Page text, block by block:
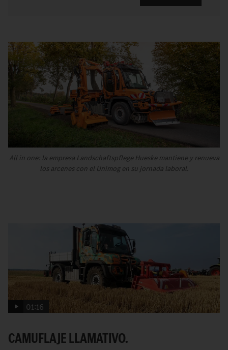
All in one: la empresa Landschaftspflege Hueske mantiene y renueva
los arcenes con el Unimog en su jornada laboral.
01:16
CAMUFLAJE LLAMATIVO.